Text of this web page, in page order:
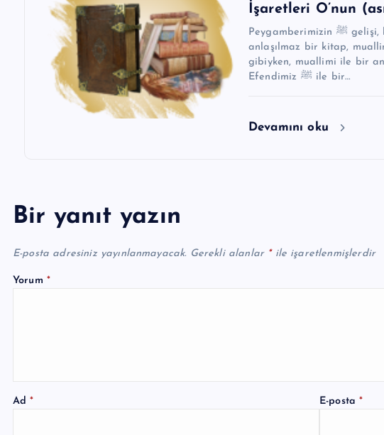
İşaretleri O’nun
Peygamberimizin ﷺ gelişi, kainatın en önemli hadisesidir. Çünkü
anlaşılmaz bir kitap,
gibiyken, muallimi ile bir
Efendimiz ﷺ ile bir…
Devamını oku
Bir yanıt yazın
E-posta adresiniz yayınlanmayacak. Gerekli alanlar *ile işaretlenmişlerdir
Yorum *
Ad* E-posta*